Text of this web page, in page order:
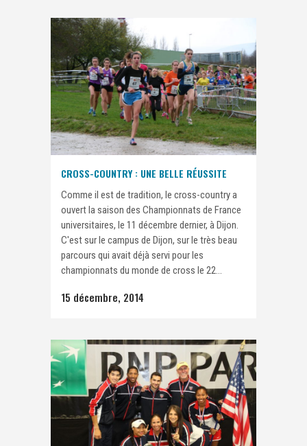
CROSS-COUNTRY : UNE BELLE RÉUSSITE
Comme il est de tradition, le cross-country a
ouvert la saison des Championnats de France
universitaires, le 11 décembre dernier, à Dijon.
C'est sur le campus de Dijon, sur le très beau
parcours qui avait déjà servi pour les
championnats du monde de cross le 22...
15 décembre, 2014